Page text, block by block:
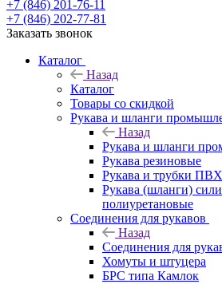
+7 (846) 201-76-11
+7 (846) 202-77-81
Заказать звонок
Каталог
Назад
Каталог
Товары со скидкой
Рукава и шланги
Назад
Рукава и шланги
Рукава резиновые
Рукава и трубки ПВХ
Рукава (шланги)
полиуретановые
Соединения для рукавов
Назад
Соединения для
Хомуты и штуцера
БРС типа Камлок